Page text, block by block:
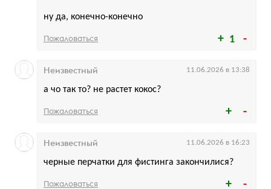
1
ну да, конечно-конечно
Пожаловаться
а чо так то? не растет кокос?
Неизвестный 11.06.2026 в 13:38
Пожаловаться
черные перчатки для фистинга закончилися?
Неизвестный 11.06.2026 в 16:23
Пожаловаться